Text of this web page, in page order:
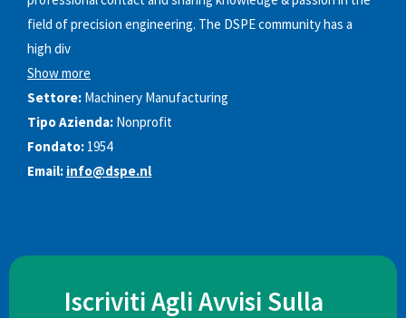
field of precision engineering. The DSPE community has a
high div
Show more
Settore: Machinery Manufacturing
Tipo Azienda: Nonprofit
Fondato: 1954
Email: info@dspe.nl
Iscriviti Agli Avvisi Sulla